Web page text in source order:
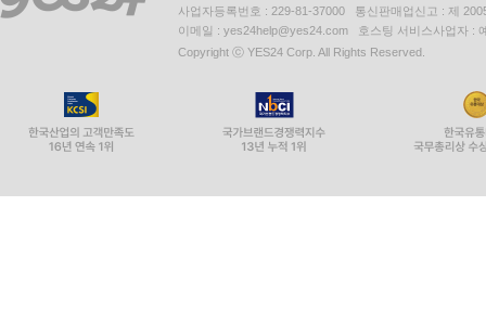
사업자등록번호 : 229-81-37000 통신판매업신고 : 제
이메일 : yes24help@yes24.com 호스팅 서비스사업자 :
Copyright ⓒ YES24 Corp. All Rights Reserved.